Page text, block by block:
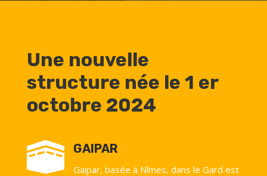
Une nouvelle
structure née le 1 er
octobre 2024
 GAIPAR
Gaipar, basée à Nîmes, dans le Gard est